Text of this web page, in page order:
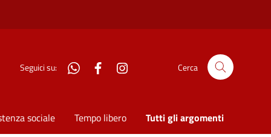
Seguici su: WhatsAppFacebook Cerca
sociale Tempo libero Tutti gli argomenti